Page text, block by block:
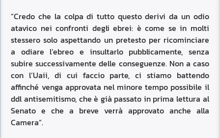
“Credo che la colpa di tutto questo derivi da un odio
atavico nei confronti degli ebrei: è come se in molti
stessero solo aspettando un pretesto per ricominciare
a odiare l’ebreo e insultarlo pubblicamente, senza
subire successivamente delle conseguenze. Non a caso
con l’Uaii, di cui faccio parte, ci stiamo battendo
affinché venga approvata nel minore tempo possibile il
ddl antisemitismo, che è già passato in prima lettura al
Senato e che a breve verrà approvato anche alla
Camera”.